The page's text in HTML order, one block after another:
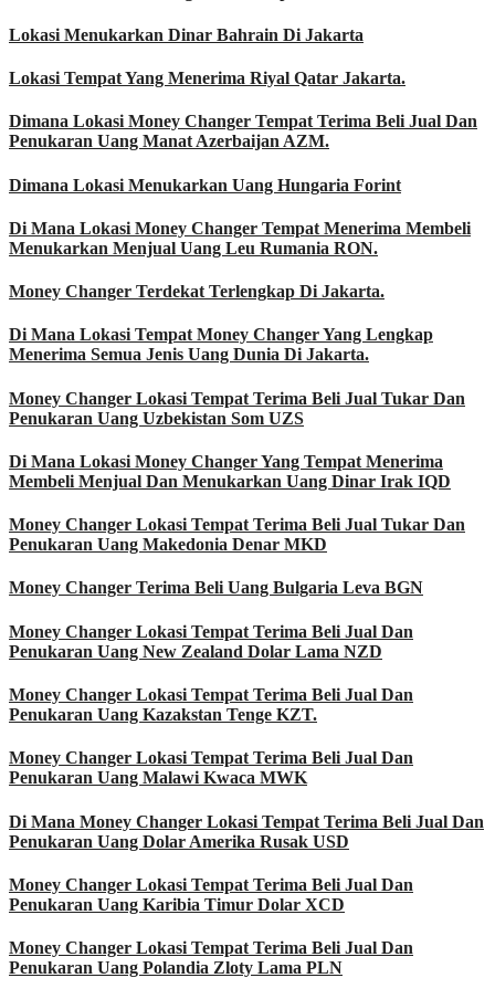
Lokasi Menukarkan Dinar Bahrain Di Jakarta
Lokasi Tempat Yang Menerima Riyal Qatar Jakarta.
Dimana Lokasi Money Changer Tempat Terima Beli Jual Dan
Penukaran Uang Manat Azerbaijan AZM.
Dimana Lokasi Menukarkan Uang Hungaria Forint
Di Mana Lokasi Money Changer Tempat Menerima Membeli
Menukarkan Menjual Uang Leu Rumania RON.
Money Changer Terdekat Terlengkap Di Jakarta.
Di Mana Lokasi Tempat Money Changer Yang Lengkap
Menerima Semua Jenis Uang Dunia Di Jakarta.
Money Changer Lokasi Tempat Terima Beli Jual Tukar Dan
Penukaran Uang Uzbekistan Som UZS
Di Mana Lokasi Money Changer Yang Tempat Menerima
Membeli Menjual Dan Menukarkan Uang Dinar Irak IQD
Money Changer Lokasi Tempat Terima Beli Jual Tukar Dan
Penukaran Uang Makedonia Denar MKD
Money Changer Terima Beli Uang Bulgaria Leva BGN
Money Changer Lokasi Tempat Terima Beli Jual Dan
Penukaran Uang New Zealand Dolar Lama NZD
Money Changer Lokasi Tempat Terima Beli Jual Dan
Penukaran Uang Kazakstan Tenge KZT.
Money Changer Lokasi Tempat Terima Beli Jual Dan
Penukaran Uang Malawi Kwaca MWK
Di Mana Money Changer Lokasi Tempat Terima Beli Jual Dan
Penukaran Uang Dolar Amerika Rusak USD
Money Changer Lokasi Tempat Terima Beli Jual Dan
Penukaran Uang Karibia Timur Dolar XCD
Money Changer Lokasi Tempat Terima Beli Jual Dan
Penukaran Uang Polandia Zloty Lama PLN